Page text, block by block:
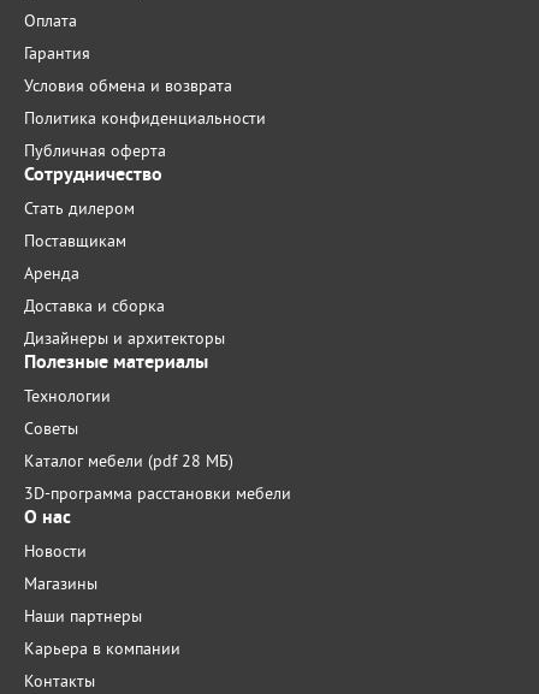
Оплата
Гарантия
Условия обмена и возврата
Политика конфиденциальности
Публичная оферта
Сотрудничество
Стать дилером
Поставщикам
Аренда
Доставка и сборка
Дизайнеры и архитекторы
Полезные материалы
Технологии
Советы
Каталог мебели (pdf 28 МБ)
3D-программа расстановки мебели
О нас
Новости
Магазины
Наши партнеры
Карьера в компании
Контакты